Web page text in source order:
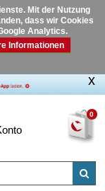
Mit der Nutzung
dass wir Cookies
Analytics.
Informationen
0